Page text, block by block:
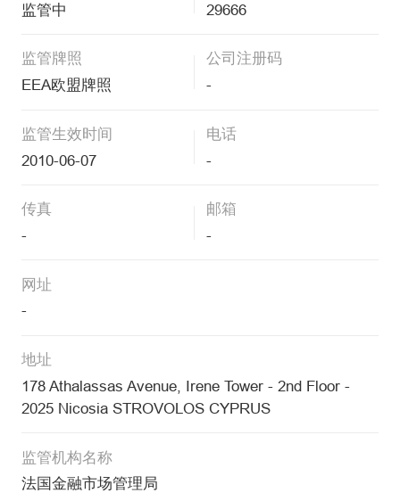
监管中
29666
监管牌照
EEA欧盟牌照
公司注册码
-
监管生效时间
2010-06-07
电话
-
传真
-
邮箱
-
网址
-
地址
178 Athalassas Avenue, Irene Tower - 2nd Floor -
2025 Nicosia STROVOLOS CYPRUS
监管机构名称
法国金融市场管理局